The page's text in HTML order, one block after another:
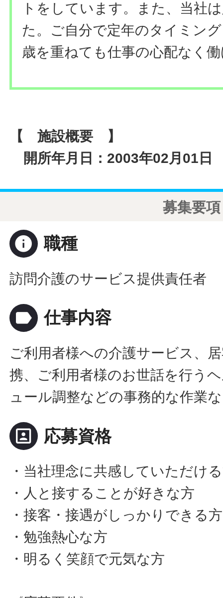
トをしています。また、当社
た。ご自分で定年のタイミン
歳を重ねても仕事の心配なく
【 施設概要 】
開所年月日：2003年02月01日
募集要項
info 職種
訪問介護のサービス提供責任者
label 仕事内容
ご利用者様への介護サービス、
携、ご利用者様のお世話を行う
ュール調整などの事務的な作業
portrait 応募資格
・当社理念に共感していただけ
・人と接することが好きな方
・接客・接遇がしっかりできる方
・勉強熱心な方
・明るく笑顔で元気な方